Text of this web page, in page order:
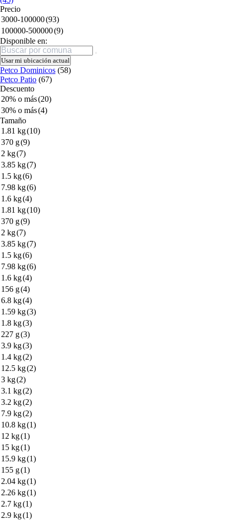
Precio
3000-100000(93)
100000-500000(9)
Disponible en:
Buscar
Usar mi ubicación actual
Petco Dominicos (58)
Petco Patio (67)
Descuento
20% o más(20)
30% o más(4)
Tamaño
1.81 kg(10)
370 g(9)
2 kg(7)
3.85 kg(7)
1.5 kg(6)
7.98 kg(6)
1.6 kg(4)
1.81 kg(10)
370 g(9)
2 kg(7)
3.85 kg(7)
1.5 kg(6)
7.98 kg(6)
1.6 kg(4)
156 g(4)
6.8 kg(4)
1.59 kg(3)
1.8 kg(3)
227 g(3)
3.9 kg(3)
1.4 kg(2)
12.5 kg(2)
3 kg(2)
3.1 kg(2)
3.2 kg(2)
7.9 kg(2)
10.8 kg(1)
12 kg(1)
15 kg(1)
15.9 kg(1)
155 g(1)
2.04 kg(1)
2.26 kg(1)
2.7 kg(1)
2.9 kg(1)